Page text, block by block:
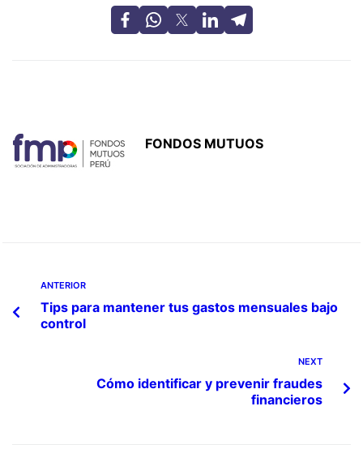
FONDOS MUTUOS
ANTERIOR
Tips para mantener tus gastos mensuales bajo
control
NEXT
Cómo identificar y prevenir fraudes
financieros